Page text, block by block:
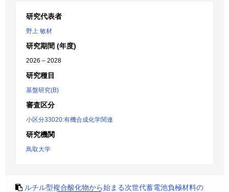
研究代表者
野上 敏材
研究期間 (年度)
2026 – 2028
研究種目
基盤研究(B)
審査区分
小区分33020:有機合成化学関連
研究機関
鳥取大学
ルチル型複合酸化物から始まる次世代蓄電池負極材料の